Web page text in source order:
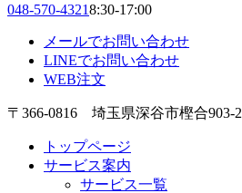
048-570-43218:30-17:00
メールでお問い合わせ
LINEでお問い合わせ
WEB注文
〒366-0816 埼玉県深谷市樫合903-2
トップページ
サービス案内
サービス一覧